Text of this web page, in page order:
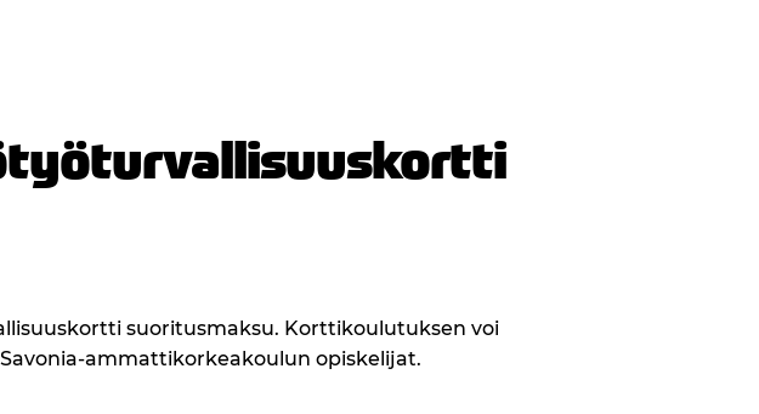
suoritusmaksu. Korttikoulutuksen voi
ammattikorkeakoulun opiskelijat.